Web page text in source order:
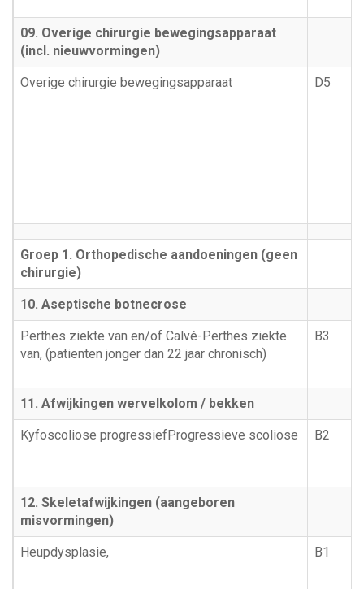
09. Overige chirurgie bewegingsapparaat
(incl. nieuwvormingen)
Overige chirurgie bewegingsapparaat D5
Groep 1. Orthopedische aandoeningen (geen
chirurgie)
10. Aseptische botnecrose
Perthes ziekte van en/of Calvé-Perthes ziekte
van, (patienten jonger dan 22 jaar chronisch)
B3
11. Afwijkingen wervelkolom / bekken
Kyfoscoliose progressiefProgressieve scoliose B2
12. Skeletafwijkingen (aangeboren
misvormingen)
Heupdysplasie, B1